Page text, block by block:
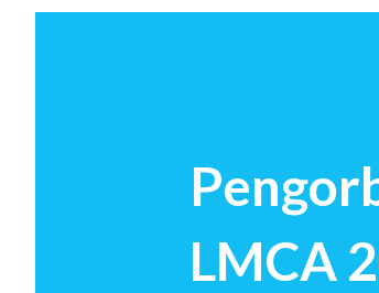
jawaban sekian
ingin
investasi untuk
LMCA